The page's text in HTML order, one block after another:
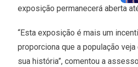
exposição permanecerá aberta
“Esta exposição é mais um
proporciona que a população
sua história”, comentou a